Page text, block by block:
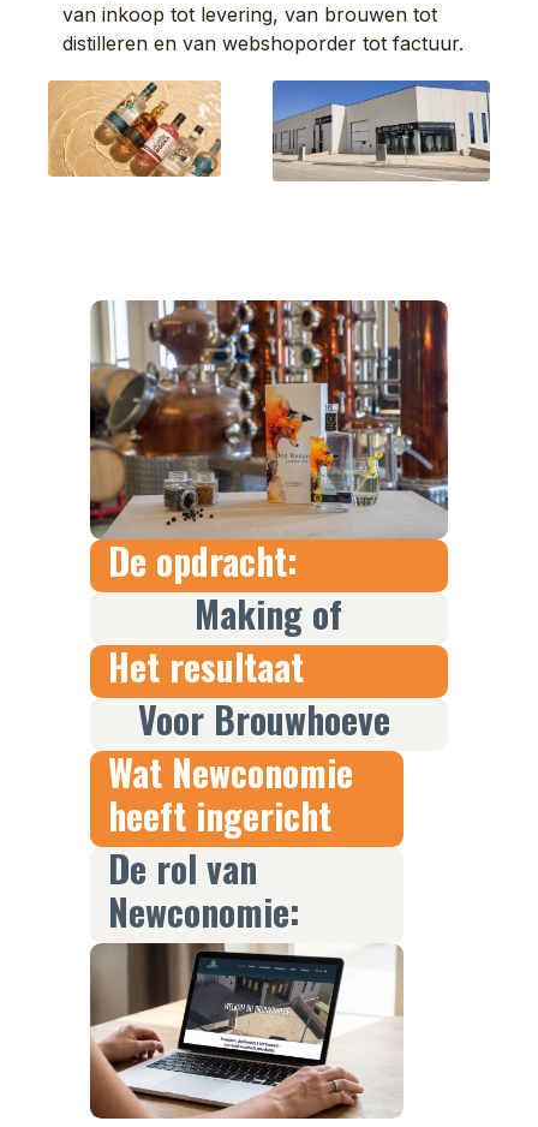
van inkoop tot levering, van brouwen tot
distilleren en van webshoporder tot factuur.
De opdracht:
Het resultaat
Making of
Voor Brouwhoeve
De rol van
Newconomie:
Wat Newconomie
heeft ingericht